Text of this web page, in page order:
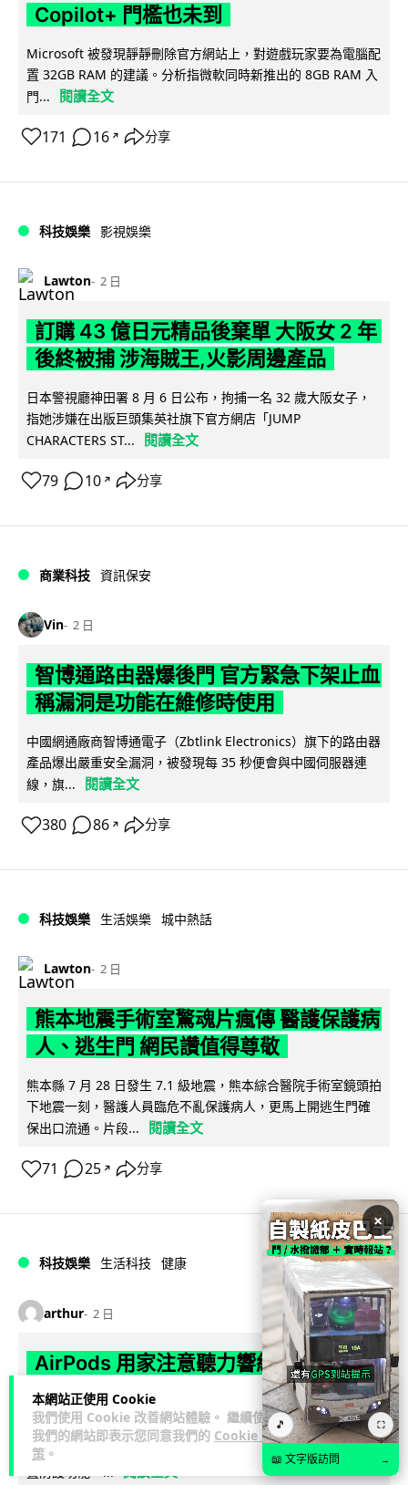
本網站正使用 Cookie
我們使用 Cookie 改善網站體驗。 繼續使用
我們的網站即表示您同意我們的 Cookie 政
策 。
Copilot+ 門檻也未到
Microsoft 被發現靜靜刪除官方網站上，對遊戲玩家要為電腦配
置 32GB RAM 的建議。分析指微軟同時新推出的 8GB RAM 入
門...
閱讀全文
171 16 ↗ 分享
科技娛樂 影視娛樂
Lawton 2 日
訂購 43 億日元精品後棄單 大阪女 2 年
後終被捕 涉海賊王,火影周邊產品
日本警視廳神田署 8 月 6 日公布，拘捕一名 32 歲大阪女子，
指她涉嫌在出版巨頭集英社旗下官方網店「JUMP
CHARACTERS ST...
閱讀全文
79 10 ↗ 分享
商業科技 資訊保安
Vin 2 日
智博通路由器爆後門 官方緊急下架止血
稱漏洞是功能在維修時使用
中國網通廠商智博通電子（Zbtlink Electronics）旗下的路由器
產品爆出嚴重安全漏洞，被發現每 35 秒便會與中國伺服器連
線，旗...
閱讀全文
380 86 ↗ 分享
科技娛樂 生活娛樂 城中熱話
Lawton 2 日
熊本地震手術室驚魂片瘋傳 醫護保護病
人、逃生門 網民讚值得尊敬
熊本縣 7 月 28 日發生 7.1 級地震，熊本綜合醫院手術室鏡頭拍
下地震一刻，醫護人員臨危不亂保護病人，更馬上開逃生門確
保出口流通。片段...
閱讀全文
71 25 ↗ 分享
科技娛樂 生活科技 健康
arthur 2 日
AirPods 用家注意聽力響紅燈 醫學界籲
耳機用戶謹守「60-60」鐵律
長時間高音量佩戴耳機可能導致永久性噪音性聽損。本文盤點 4
大聽力受損警號，介紹科學護耳的「60-60 原則」及 Apple 內
置防護功能，... 閱讀全文
×
🎵 ⛶
📖 文字版訪問 →